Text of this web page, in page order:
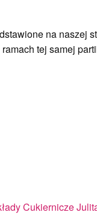
na naszej
tej samej
Cukiernicze